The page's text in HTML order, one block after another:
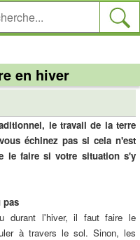
en hiver
le travail de la terre
échinez pas si cela n'est
le faire si votre situation s'y
pas
durant l'hiver, il faut faire le
à travers le sol. Sinon, les